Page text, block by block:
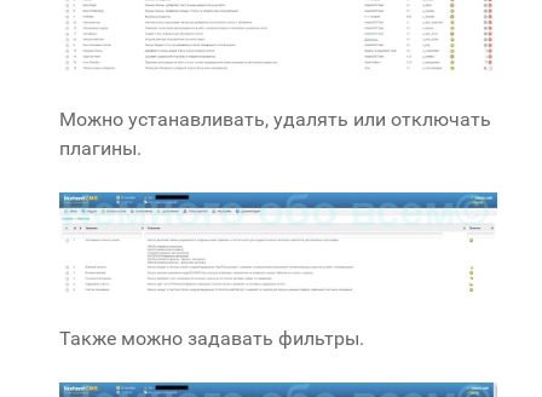
Можно устанавливать, удалять или отключать
плагины.
Также можно задавать фильтры.